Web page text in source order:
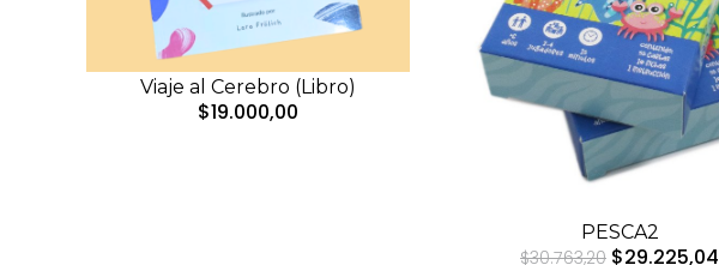
Viaje al Cerebro (Libro)
$19.000,00
PESCA2
$30.763,20 $29.225,04